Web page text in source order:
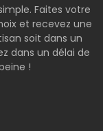
Faites votre
et recevez une
soit dans un
dans un délai de
!